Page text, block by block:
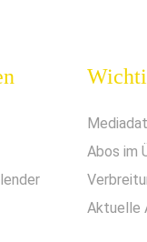
Abos im
Aktuelle